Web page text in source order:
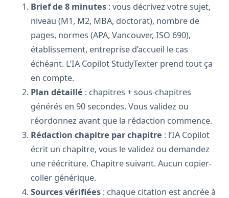
Brief de 8 minutes : vous décrivez votre sujet,
niveau (M1, M2, MBA, doctorat), nombre de
pages, normes (APA, Vancouver, ISO 690),
établissement, entreprise d’accueil le cas
échéant. L’IA Copilot StudyTexter prend tout ça
en compte.
Plan détaillé : chapitres + sous-chapitres
générés en 90 secondes. Vous validez ou
réordonnez avant que la rédaction commence.
Rédaction chapitre par chapitre : l’IA Copilot
écrit un chapitre, vous le validez ou demandez
une réécriture. Chapitre suivant. Aucun copier-
coller générique.
Sources vérifiées : chaque citation est ancrée à